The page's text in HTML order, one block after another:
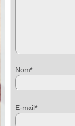
Nom*
E-mail*